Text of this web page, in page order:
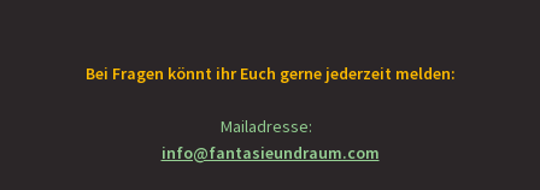
Bei Fragen könnt ihr Euch gerne jederzeit melden:
Mailadresse:
info@fantasieundraum.com